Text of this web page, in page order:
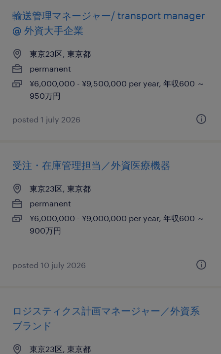
輸送管理マネージャー/ transport manager
@ 外資大手企業
東京23区, 東京都
permanent
¥6,000,000 - ¥9,500,000 per year, 年収600 ～
950万円
posted 1 july 2026
受注・在庫管理担当／外資医療機器
東京23区, 東京都
permanent
¥6,000,000 - ¥9,000,000 per year, 年収600 ～
900万円
posted 10 july 2026
ロジスティクス計画マネージャー／外資系
ブランド
東京23区, 東京都